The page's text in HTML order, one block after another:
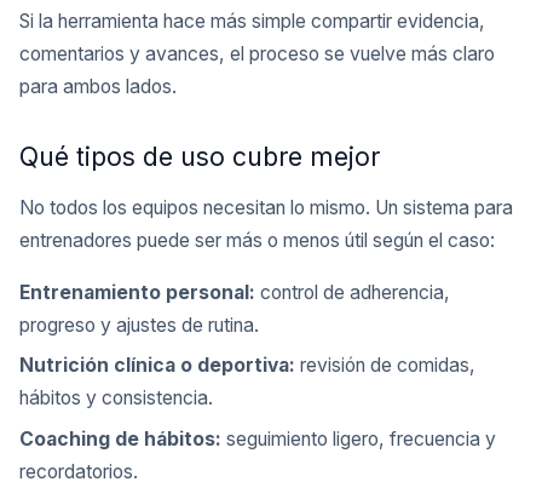
Si la herramienta hace más simple compartir evidencia,
comentarios y avances, el proceso se vuelve más claro
para ambos lados.
Qué tipos de uso cubre mejor
No todos los equipos necesitan lo mismo. Un sistema para
entrenadores puede ser más o menos útil según el caso:
Entrenamiento personal: control de adherencia,
progreso y ajustes de rutina.
Nutrición clínica o deportiva: revisión de comidas,
hábitos y consistencia.
Coaching de hábitos: seguimiento ligero, frecuencia y
recordatorios.